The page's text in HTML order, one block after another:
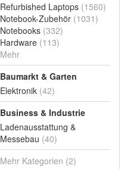
Refurbished Laptops (1560)
Notebook-Zubehör (1031)
Notebooks (332)
Hardware (113)
Mehr
Baumarkt & Garten
Elektronik (42)
Business & Industrie
Ladenausstattung &
Messebau (40)
Mehr Kategorien (2)